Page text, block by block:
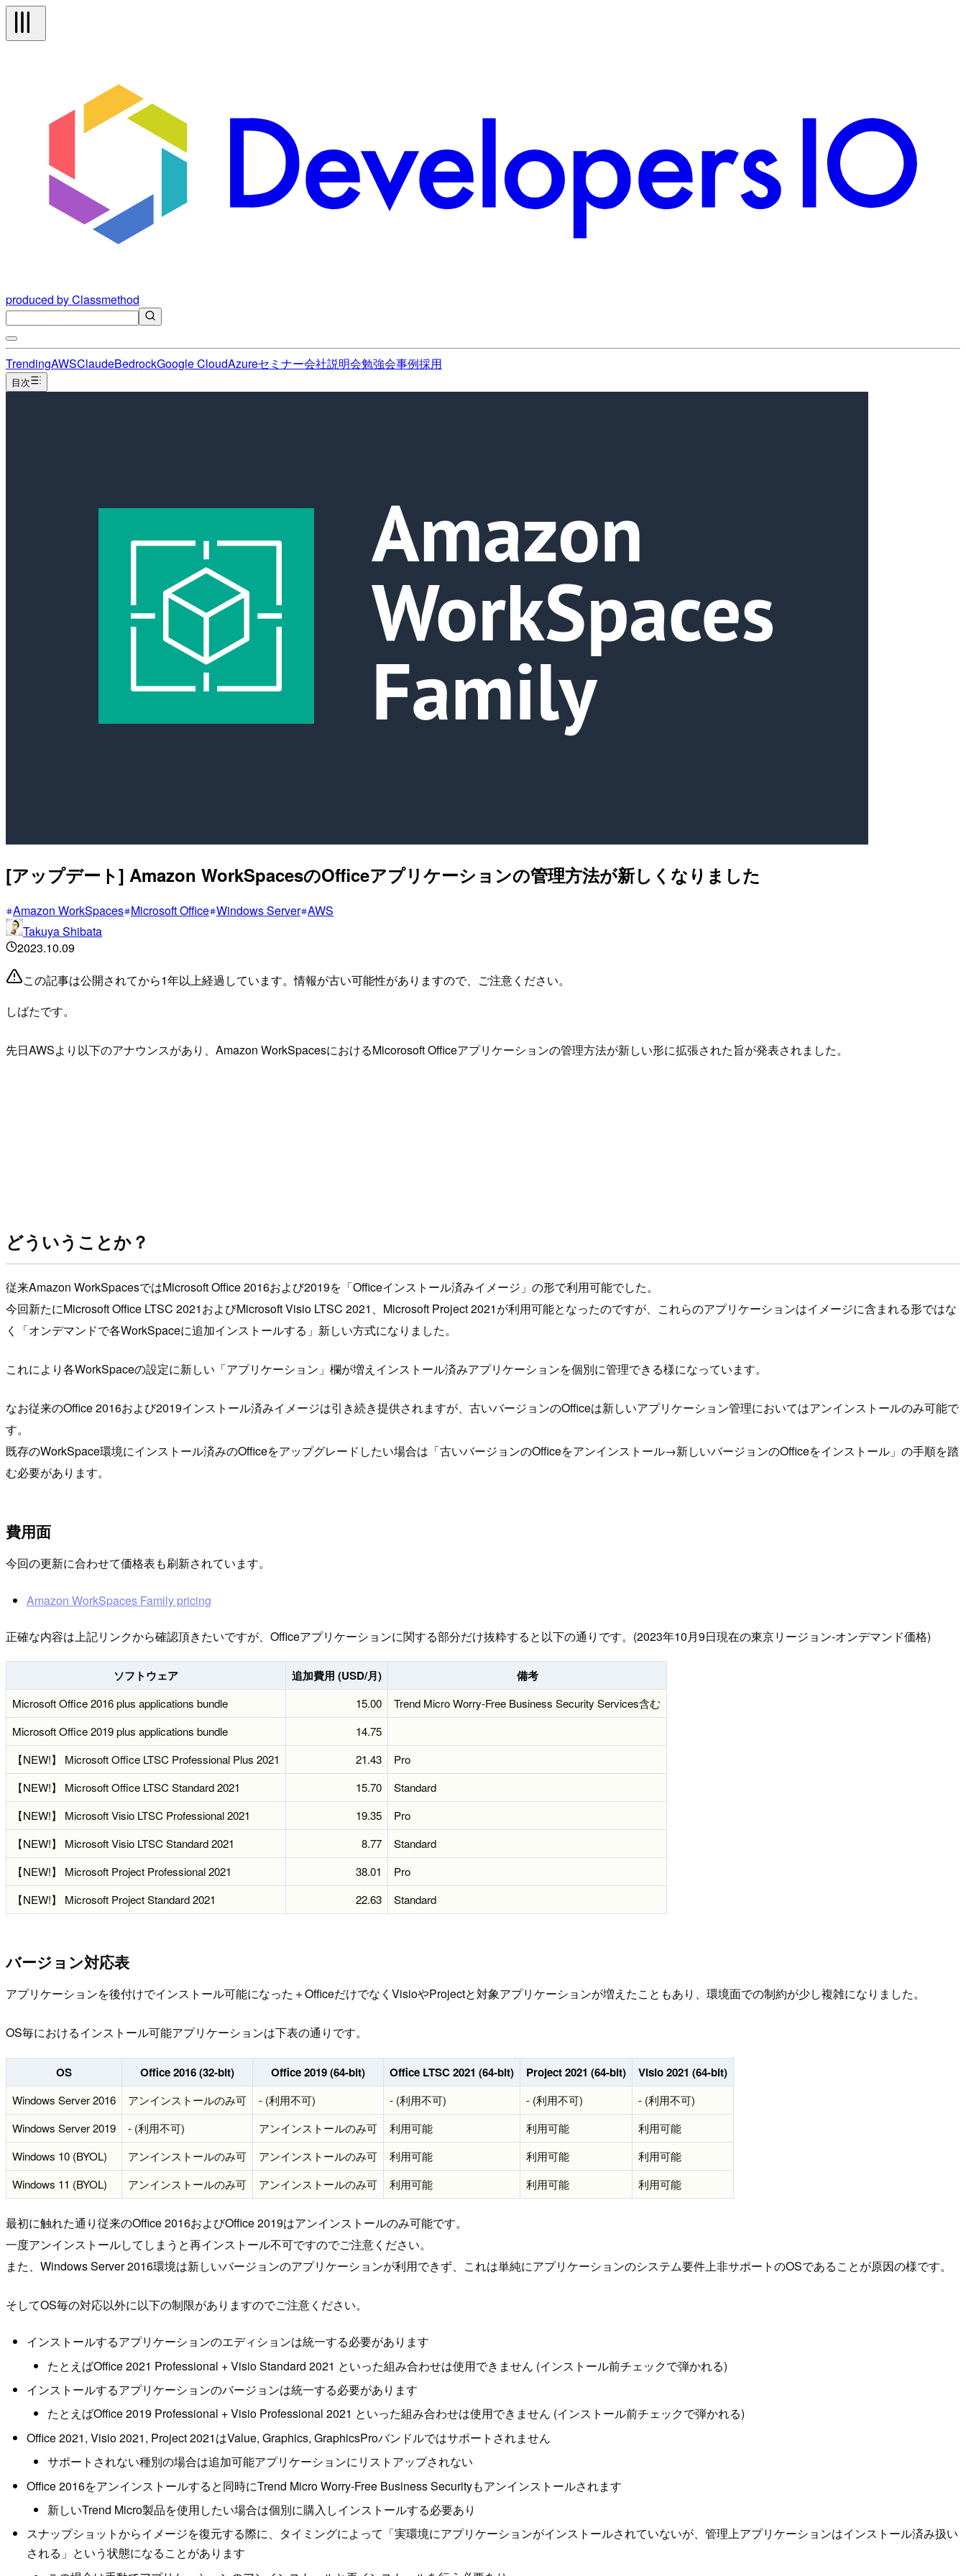
produced by Classmethod
TrendingAWSClaudeBedrockGoogle CloudAzureセミナー会社説明会勉強会事例採用
目次
[アップデート] Amazon WorkSpacesのOfficeアプリケーションの管理方法が新しくなりました
Amazon WorkSpaces Microsoft Office Windows Server AWS
Takuya Shibata
2023.10.09
この記事は公開されてから1年以上経過しています。情報が古い可能性がありますので、ご注意ください。
しばたです。
先日AWSより以下のアナウンスがあり、Amazon WorkSpacesにおけるMicorosoft Officeアプリケーションの管理方法が新しい形に拡張された旨が発表されました。
どういうことか？
従来Amazon WorkSpacesではMicrosoft Office 2016および2019を「Officeインストール済みイメージ」の形で利用可能でした。
今回新たにMicrosoft Office LTSC 2021およびMicrosoft Visio LTSC 2021、Microsoft Project 2021が利用可能となったのですが、これらのアプリケーションはイメージに含まれる形ではな
く「オンデマンドで各WorkSpaceに追加インストールする」新しい方式になりました。
これにより各WorkSpaceの設定に新しい「アプリケーション」欄が増えインストール済みアプリケーションを個別に管理できる様になっています。
なお従来のOffice 2016および2019インストール済みイメージは引き続き提供されますが、古いバージョンのOfficeは新しいアプリケーション管理においてはアンインストールのみ可能で
す。
既存のWorkSpace環境にインストール済みのOfficeをアップグレードしたい場合は「古いバージョンのOfficeをアンインストール→新しいバージョンのOfficeをインストール」の手順を踏
む必要があります。
費用面
今回の更新に合わせて価格表も刷新されています。
Amazon WorkSpaces Family pricing
正確な内容は上記リンクから確認頂きたいですが、Officeアプリケーションに関する部分だけ抜粋すると以下の通りです。(2023年10月9日現在の東京リージョン-オンデマンド価格)
ソフトウェア 追加費用 (USD/月) 備考
Microsoft Office 2016 plus applications bundle 15.00
Trend Micro Worry-Free Business Security Services含む
Microsoft Office 2019 plus applications bundle
14.75
【NEW!】 Microsoft Office LTSC Professional Plus 2021
21.43
Pro
【NEW!】 Microsoft Office LTSC Standard 2021
15.70
Standard
【NEW!】 Microsoft Visio LTSC Professional 2021
19.35
Pro
【NEW!】 Microsoft Visio LTSC Standard 2021
8.77
Standard
【NEW!】 Microsoft Project Professional 2021
38.01
Pro
【NEW!】 Microsoft Project Standard 2021
22.63 Standard
バージョン対応表
アプリケーションを後付けでインストール可能になった＋OfficeだけでなくVisioやProjectと対象アプリケーションが増えたこともあり、環境面での制約が少し複雑になりました。
OS毎におけるインストール可能アプリケーションは下表の通りです。
OS Office 2016 (32-bit) Office 2019 (64-bit) Office LTSC 2021 (64-bit) Project 2021 (64-bit) Visio 2021 (64-bit)
Windows Server 2016 アンインストールのみ可 - (利用不可) - (利用不可) - (利用不可)
- (利用不可)
Windows Server 2019
- (利用不可) アンインストールのみ可 利用可能 利用可能
利用可能
Windows 10 (BYOL)
アンインストールのみ可 アンインストールのみ可 利用可能 利用可能
利用可能
Windows 11 (BYOL)
アンインストールのみ可 アンインストールのみ可 利用可能 利用可能 利用可能
最初に触れた通り従来のOffice 2016およびOffice 2019はアンインストールのみ可能です。
一度アンインストールしてしまうと再インストール不可ですのでご注意ください。
また、Windows Server 2016環境は新しいバージョンのアプリケーションが利用できず、これは単純にアプリケーションのシステム要件上非サポートのOSであることが原因の様です。
そしてOS毎の対応以外に以下の制限がありますのでご注意ください。
インストールするアプリケーションのエディションは統一する必要があります
たとえばOffice 2021 Professional + Visio Standard 2021 といった組み合わせは使用できません (インストール前チェックで弾かれる)
インストールするアプリケーションのバージョンは統一する必要があります
たとえばOffice 2019 Professional + Visio Professional 2021 といった組み合わせは使用できません (インストール前チェックで弾かれる)
Office 2021, Visio 2021, Project 2021はValue, Graphics, GraphicsProバンドルではサポートされません
サポートされない種別の場合は追加可能アプリケーションにリストアップされない
Office 2016をアンインストールすると同時にTrend Micro Worry-Free Business Securityもアンインストールされます
新しいTrend Micro製品を使用したい場合は個別に購入しインストールする必要あり
スナップショットからイメージを復元する際に、タイミングによって「実環境にアプリケーションがインストールされていないが、管理上アプリケーションはインストール済み扱い
される」という状態になることがあります